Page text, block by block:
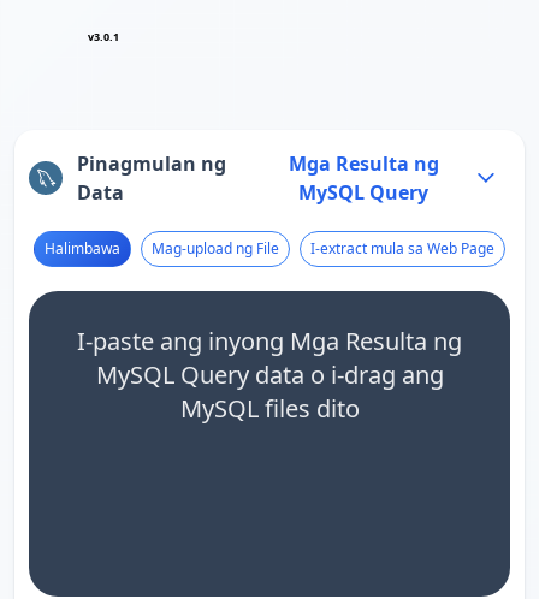
v3.0.1
Pinagmulan ng
Data
Mga Resulta ng
MySQL Query
Halimbawa Mag-upload ng File I-extract mula sa Web Page
I-paste ang inyong Mga Resulta ng
MySQL Query data o i-drag ang
MySQL files dito